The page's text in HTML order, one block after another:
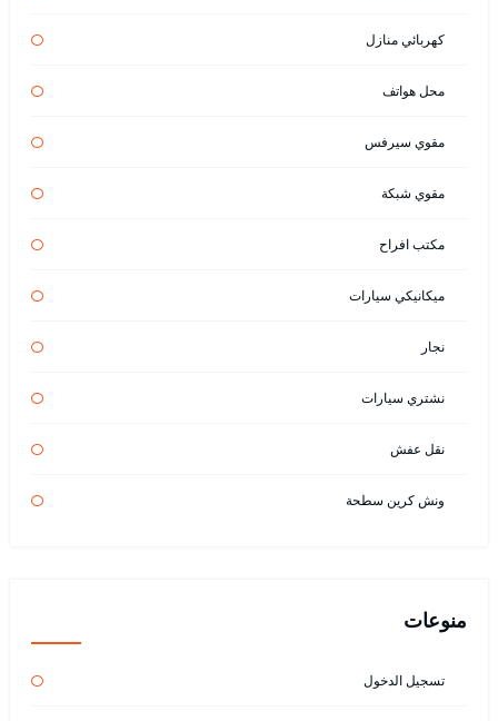
كهربائي منازل
محل هواتف
مقوي سيرفس
مقوي شبكة
مكتب افراح
ميكانيكي سيارات
نجار
نشتري سيارات
نقل عفش
ونش كرين سطحة
منوعات
تسجيل الدخول